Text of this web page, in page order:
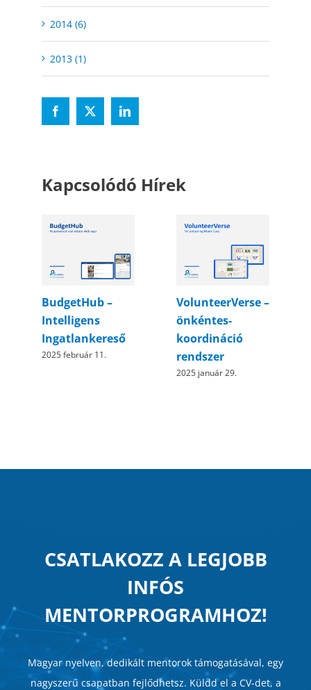
2014 (6)
2013 (1)
Kapcsolódó Hírek
BudgetHub –
Intelligens
Ingatlankereső
2025 február 11.
VolunteerVerse –
önkéntes-
koordináció
rendszer
2025 január 29.
CSATLAKOZZ A LEGJOBB
INFÓS
MENTORPROGRAMHOZ!
Magyar nyelven, dedikált mentorok támogatásával, egy
nagyszerű csapatban fejlődhetsz. Küldd el a CV-det, a